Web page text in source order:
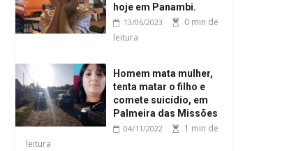
hoje em Panambi.
13/06/2023
0 min de
leitura
Homem mata mulher,
tenta matar o filho e
comete suicídio, em
Palmeira das Missões
04/11/2022
1 min de
leitura